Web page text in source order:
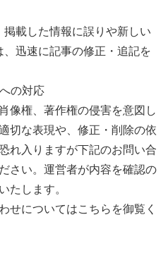
掲載した情報に誤りや新しい
迅速に記事の修正・追記を
の対応
像権、著作権の侵害を意図し
切な表現や、修正・削除の依
れ入りますが下記のお問い合
さい。運営者が内容を確認の
たします。
せについてはこちらを御覧く